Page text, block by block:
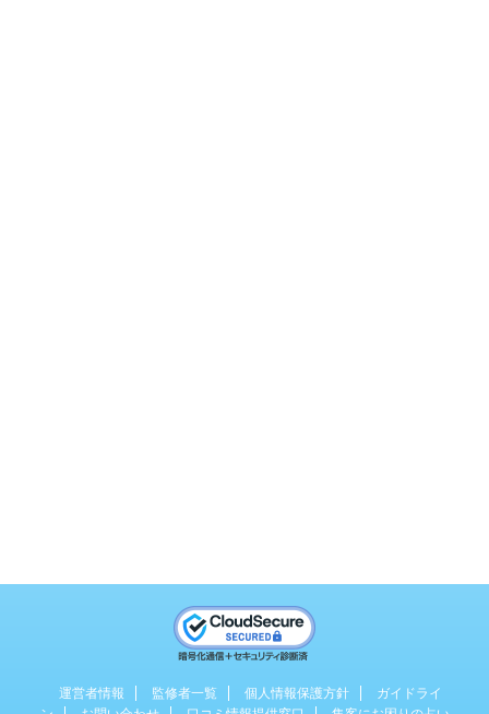
運営者情報 監修者一覧 個人情報保護方針
ガイドライ